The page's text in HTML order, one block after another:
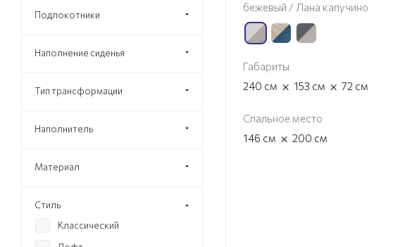
бежевый / Лана капучино
Габариты
240 см × 153 см × 72 см
Спальное место
146 см × 200 см
Подлокотники
Наполнение сиденья
Тип трансформации
Наполнитель
Материал
Стиль
Классический